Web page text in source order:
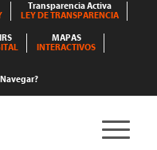
Transparencia Activa
LEY DE TRANSPARENCIA
MAPAS
INTERACTIVOS